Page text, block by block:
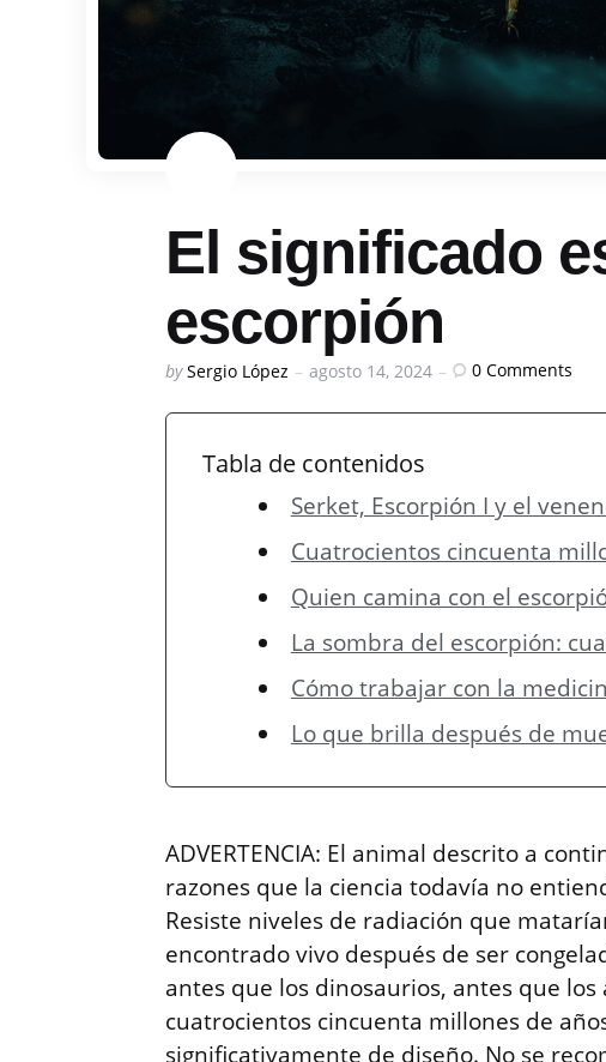
El significado
escorpión
Posted
by Sergio López agosto 14, 2024 0 Comments
Tabla de contenidos
Serket, Escorpión I y el
Cuatrocientos cincuenta
Quien camina con el
La sombra del escorpión:
Cómo trabajar con la
Lo que brilla después de
ADVERTENCIA: El animal descrito a
razones que la ciencia todavía no
Resiste niveles de radiación que
encontrado vivo después de ser
antes que los dinosaurios, antes que
cuatrocientos cincuenta millones de
significativamente de diseño. No se